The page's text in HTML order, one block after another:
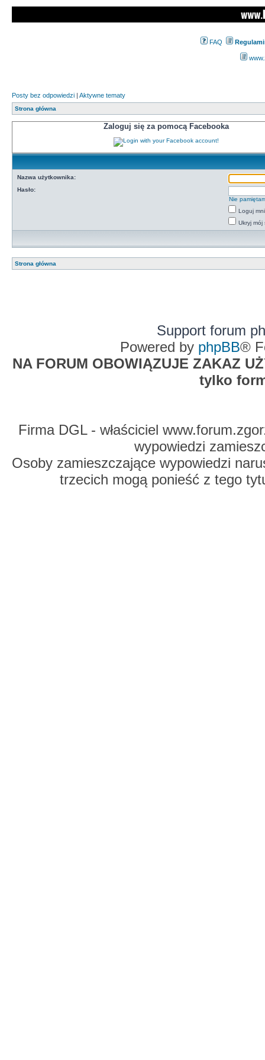
FAQ
Posty bez odpowiedzi | Aktywne tematy
Strona główna
Zaloguj się za pomocą Facebooka
Nazwa użytkownika:
Hasło:
Nie
Loguj
Ukryj mój
Strona główna
Support forum
Powered by phpBB®
NA FORUM OBOWIĄZUJE ZAKAZ
tylko
Firma DGL - właściciel
wypowiedzi
Osoby zamieszczające wypowiedzi
trzecich mogą ponieść z tego